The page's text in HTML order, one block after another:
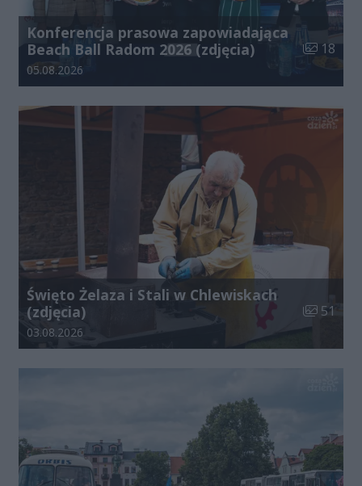
Konferencja prasowa zapowiadająca
Beach Ball Radom 2026 (zdjęcia)
Liczba
18
Data dodania galerii:
05.08.2026
Święto Żelaza i Stali w Chlewiskach
(zdjęcia)
Liczba
51
Data dodania galerii:
03.08.2026